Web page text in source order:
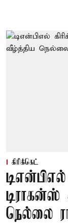
கிரிக்கெட்
நெல்லை